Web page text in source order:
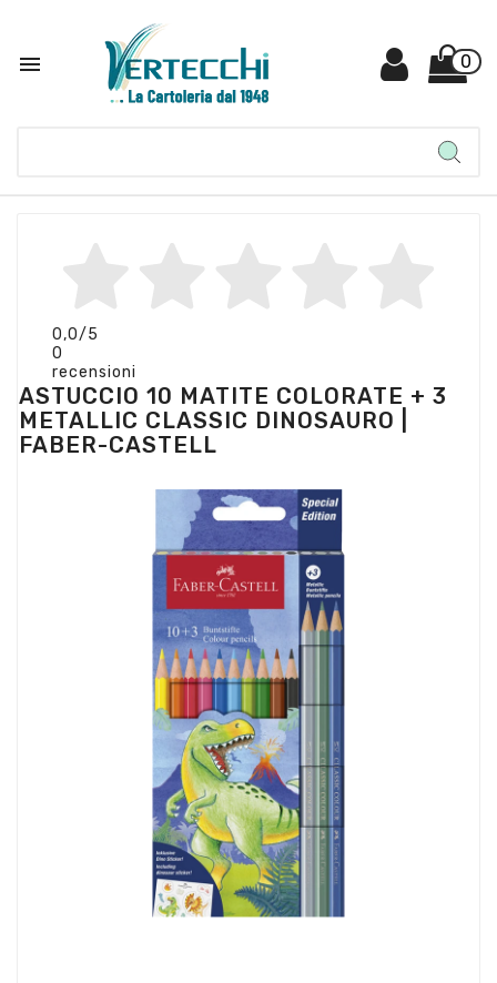
 0
0,0/5
0
recensioni
ASTUCCIO 10 MATITE COLORATE + 3
METALLIC CLASSIC DINOSAURO |
FABER-CASTELL